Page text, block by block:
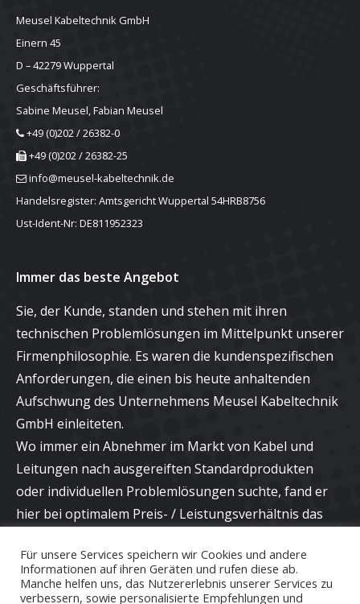
Meusel Kabeltechnik GmbH
Einern 45
D – 42279 Wuppertal
Geschäftsführer:
Sabine Meusel, Fabian Meusel
+49 (0)202 / 26382-0
+49 (0)202 / 26382-25
info@meusel-kabeltechnik.de
Handelsregister: Amtsgericht Wuppertal 54HRB8756
Ust-Ident-Nr: DE811952323
Immer das beste Angebot
Sie, der Kunde, standen und stehen mit ihren
technischen Problemlösungen im Mittelpunkt unserer
Firmenphilosophie. Es waren die kundenspezifischen
Anforderungen, die einen bis heute anhaltenden
Aufschwung des Unternehmens Meusel Kabeltechnik
GmbH einleiteten.
Wo immer ein Abnehmer im Markt von Kabel und
Leitungen nach ausgereiften Standardprodukten
oder individuellen Problemlösungen suchte, fand er
hier bei optimalem Preis- / Leistungsverhältnis das
neuen Applikationen.
Für unsere Services speichern wir Cookies und andere
Informationen auf ihren Geräten und rufen diese ab.
Manche helfen uns, das Nutzererlebnis unserer Services zu
verbessern, sowie personalisierte Empfehlungen und